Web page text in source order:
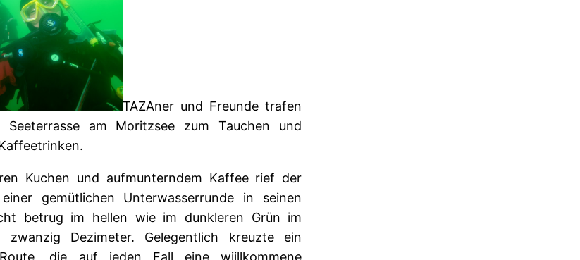
TAZAner und Freunde trafen
am Moritzsee zum Tauchen und
Kuchen und aufmunterndem Kaffee rief der
gemütlichen Unterwasserrunde in seinen
betrug im hellen wie im dunkleren Grün im
zwanzig Dezimeter. Gelegentlich kreuzte ein
die auf jeden Fall eine wiillkommene